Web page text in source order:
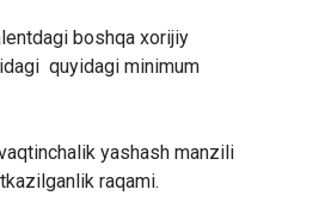
boshqa xorijiy
quyidagi minimum
yashash manzili
raqami.